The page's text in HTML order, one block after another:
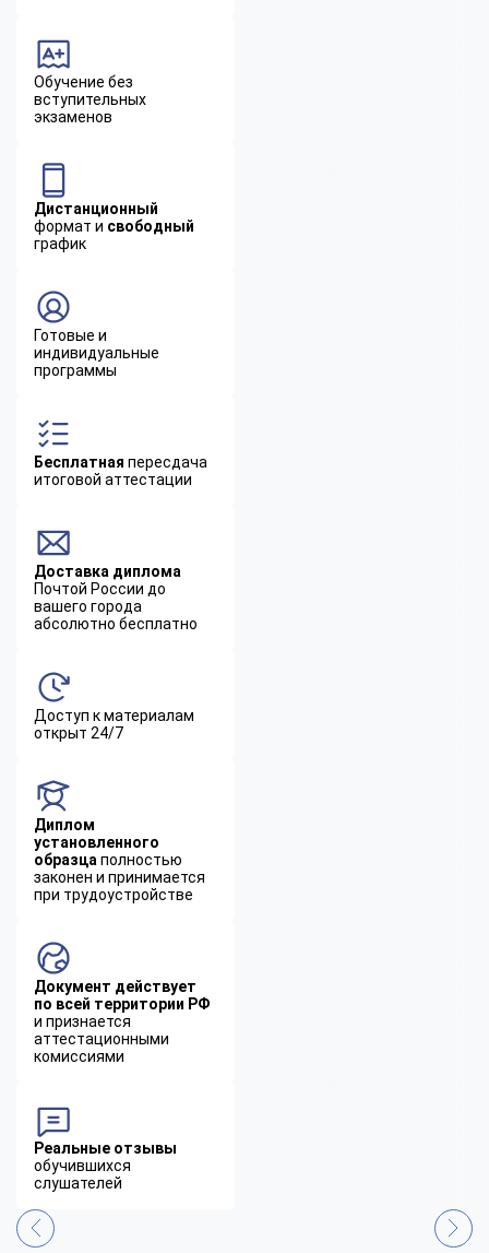
Обучение без
вступительных
экзаменов
Дистанционный
формат и свободный
график
Готовые и
индивидуальные
программы
Бесплатная пересдача
итоговой аттестации
Доставка диплома
Почтой России до
вашего города
абсолютно бесплатно
Доступ к материалам
открыт 24/7
Диплом
установленного
образца полностью
законен и принимается
при трудоустройстве
Документ действует
по всей территории РФ
и признается
аттестационными
комиссиями
Реальные отзывы
обучившихся
слушателей